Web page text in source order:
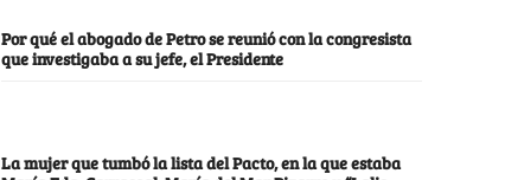
Por qué el abogado de Petro se reunió con la congresista
que investigaba a su jefe, el Presidente
La mujer que tumbó la lista del Pacto, en la que estaba